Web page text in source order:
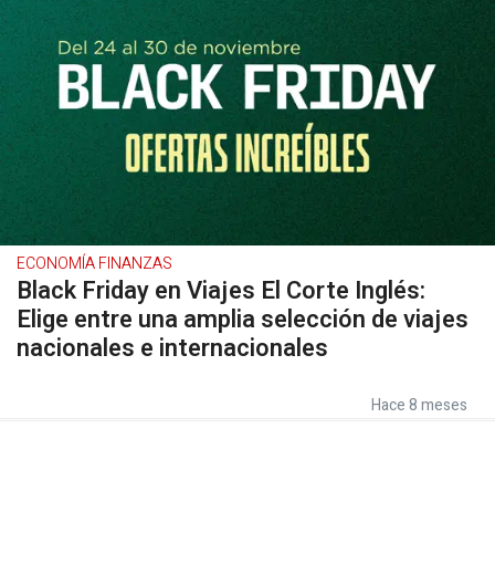
ECONOMÍA FINANZAS
Black Friday en Viajes El Corte Inglés:
Elige entre una amplia selección de viajes
nacionales e internacionales
Hace 8 meses